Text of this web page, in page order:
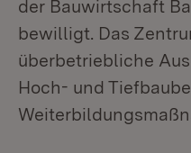
der Bauwirtschaft
bewilligt. Das
überbetriebliche
Hoch- und